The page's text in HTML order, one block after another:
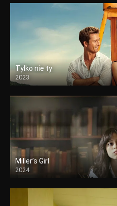
Tylko nie ty
2023
Miller’s Girl
2024